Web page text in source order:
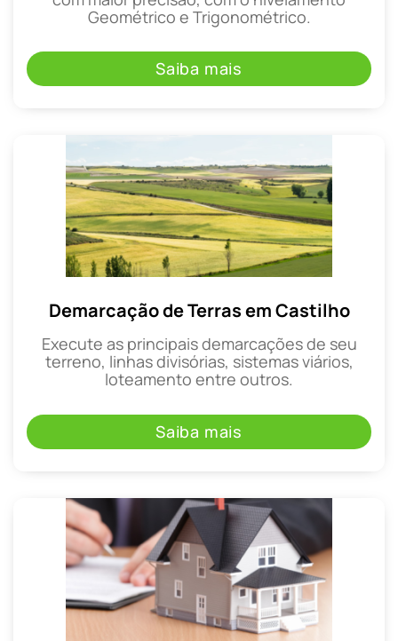
Geométrico e Trigonométrico.
Saiba mais
Demarcação de Terras em Castilho
Execute as principais demarcações de seu
terreno, linhas divisórias, sistemas viários,
loteamento entre outros.
Saiba mais